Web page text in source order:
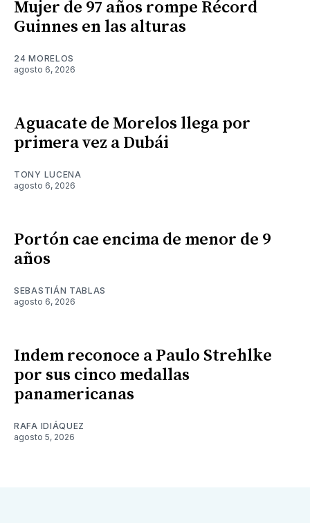
Mujer de 97 años rompe Récord
Guinnes en las alturas
24 MORELOS
agosto 6, 2026
Aguacate de Morelos llega por
primera vez a Dubái
TONY LUCENA
agosto 6, 2026
Portón cae encima de menor de 9
años
SEBASTIÁN TABLAS
agosto 6, 2026
Indem reconoce a Paulo Strehlke
por sus cinco medallas
panamericanas
RAFA IDIÁQUEZ
agosto 5, 2026